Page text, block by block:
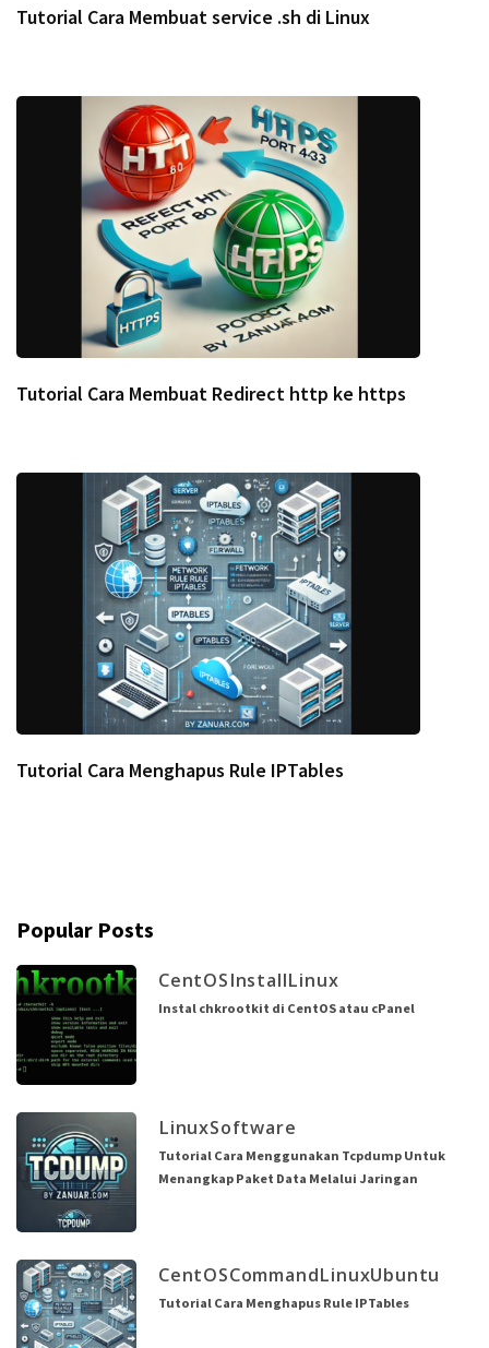
Tutorial Cara Membuat service .sh di Linux
Tutorial Cara Membuat Redirect http ke https
Tutorial Cara Menghapus Rule IPTables
Popular Posts
CentOSInstallLinux
Instal chkrootkit di CentOS atau cPanel
LinuxSoftware
Tutorial Cara Menggunakan Tcpdump Untuk
Menangkap Paket Data Melalui Jaringan
CentOSCommandLinuxUbuntu
Tutorial Cara Menghapus Rule IPTables